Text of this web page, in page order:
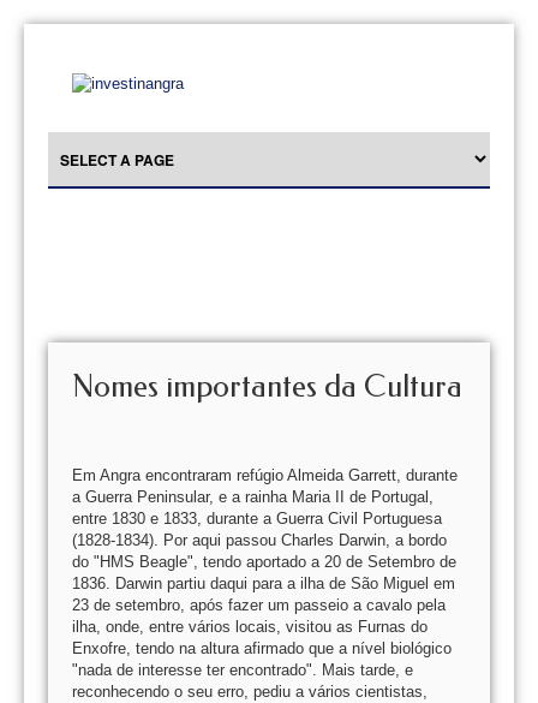
Nomes importantes da Cultura
Em Angra encontraram refúgio Almeida Garrett, durante
a Guerra Peninsular, e a rainha Maria II de Portugal,
entre 1830 e 1833, durante a Guerra Civil Portuguesa
(1828-1834). Por aqui passou Charles Darwin, a bordo
do "HMS Beagle", tendo aportado a 20 de Setembro de
1836. Darwin partiu daqui para a ilha de São Miguel em
23 de setembro, após fazer um passeio a cavalo pela
ilha, onde, entre vários locais, visitou as Furnas do
Enxofre, tendo na altura afirmado que a nível biológico
"nada de interesse ter encontrado". Mais tarde, e
reconhecendo o seu erro, pediu a vários cientistas,